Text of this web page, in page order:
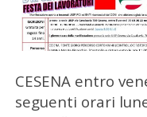
CESENA entro
seguenti orari